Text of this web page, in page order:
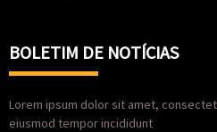
BOLETIM DE NOTÍCIAS
Lorem ipsum dolor sit amet,
eiusmod tempor incididunt